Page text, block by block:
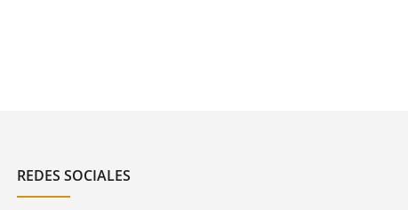
REDES SOCIALES